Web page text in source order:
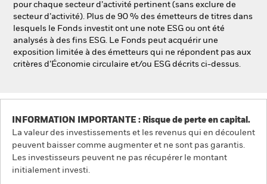
pour chaque secteur d’activité pertinent (sans exclure de
secteur d’activité). Plus de 90 % des émetteurs de titres dans
lesquels le Fonds investit ont une note ESG ou ont été
analysés à des fins ESG. Le Fonds peut acquérir une
exposition limitée à des émetteurs qui ne répondent pas aux
critères d’Économie circulaire et/ou ESG décrits ci-dessus.
INFORMATION IMPORTANTE : Risque de perte en capital.
La valeur des investissements et les revenus qui en découlent
peuvent baisser comme augmenter et ne sont pas garantis.
Les investisseurs peuvent ne pas récupérer le montant
initialement investi.